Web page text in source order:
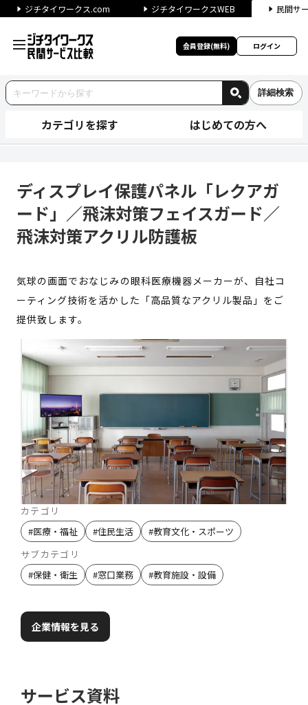
ジチタイワークス.com ジチタイワークスWEB 民間サ
会員登録(無料) ログイン
詳細検索
カテゴリを探す はじめての方へ
ディスプレイ保護パネル「レクアガ
ード」／飛沫対策フェイスガード／
飛沫対策アクリル防護板
気球の画面でおなじみの眼科医療機器メーカーが、自社コ
ーティング技術を活かした「高品質なアクリル製品」をご
提供致します。
カテゴリ
#医療・福祉 #住民生活 #教育文化・スポーツ
サブカテゴリ
#保健・衛生 #窓口業務 #教育施設・設備
企業情報を見る
サービス資料